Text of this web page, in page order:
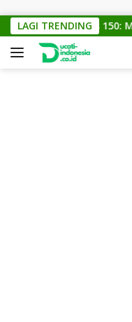
LAGI TRENDING
KTM Cross 150: